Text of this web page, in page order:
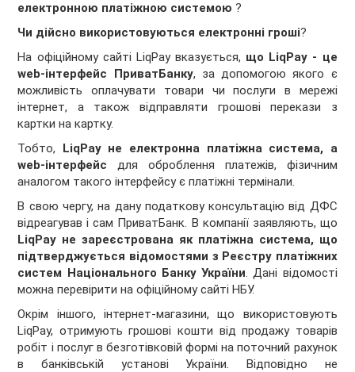
електронною платіжною системою ?
Чи дійсно використовуються електронні гроші?
На офіційному сайті LiqPay вказується, що LiqPay - це
web-інтерфейс ПриватБанку, за допомогою якого є
можливість оплачувати товари чи послуги в мережі
інтернет, а також відправляти грошові перекази з
картки на картку.
Тобто, LiqPay не електронна платіжна система, а
web-інтерфейс для оброблення платежів, фізичним
аналогом такого інтерфейсу є платіжні термінали.
В свою чергу, на дану податкову консультацію від ДФС
відреагував і сам ПриватБанк. В компанії заявляють, що
LiqPay не зареєстрована як платіжна система, що
підтверджується відомостями з Реєстру платіжних
систем Національного Банку України. Дані відомості
можна перевірити на офіційному сайті НБУ.
Окрім іншого, інтернет-магазини, що використовують
LiqPay, отримують грошові кошти від продажу товарів
робіт і послуг в безготівковій формі на поточний рахунок
в банківській установі України. Відповідно не